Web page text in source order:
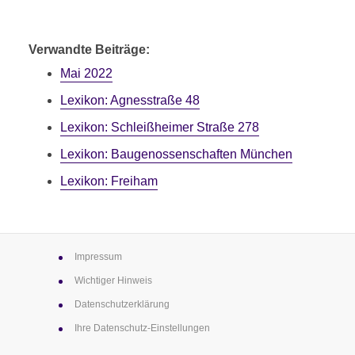
Verwandte Beiträge:
Mai 2022
Lexikon: Agnesstraße 48
Lexikon: Schleißheimer Straße 278
Lexikon: Baugenossen­schaften München
Lexikon: Freiham
Impressum
Wichtiger Hinweis
Datenschutz­erklärung
Ihre Datenschutz-Einstellungen